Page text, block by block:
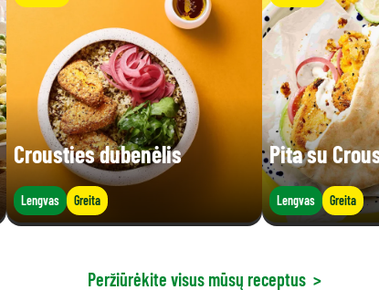
Crousties dubenėlis
Lengvas Greita
Pita su
Lengvas Greita
Peržiūrėkite visus mūsų receptus >